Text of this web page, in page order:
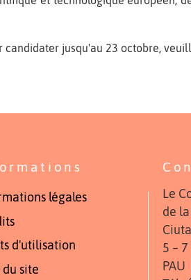
candidater jusqu'au 23 octobre,
légales
d'utilisation
du site
Le
de
5 –
PAU